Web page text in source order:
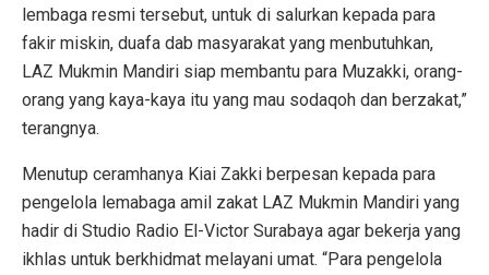
lembaga resmi tersebut, untuk di salurkan kepada para
fakir miskin, duafa dab masyarakat yang menbutuhkan,
LAZ Mukmin Mandiri siap membantu para Muzakki, orang-
orang yang kaya-kaya itu yang mau sodaqoh dan berzakat,”
terangnya.
Menutup ceramhanya Kiai Zakki berpesan kepada para
pengelola lemabaga amil zakat LAZ Mukmin Mandiri yang
hadir di Studio Radio El-Victor Surabaya agar bekerja yang
ikhlas untuk berkhidmat melayani umat. “Para pengelola